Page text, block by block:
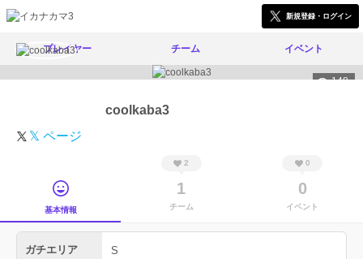
新規登録・ログイン
プレイヤー チーム イベント
148
coolkaba3
𝕏 ページ
基本情報
2
1
チーム
0
0
イベント
ガチエリア S